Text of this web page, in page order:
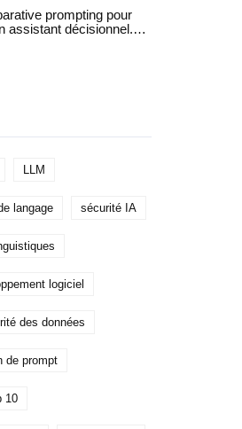
prompting pour
assistant décisionnel.
LLM
langage sécurité IA
logiciel
des données
de prompt
10